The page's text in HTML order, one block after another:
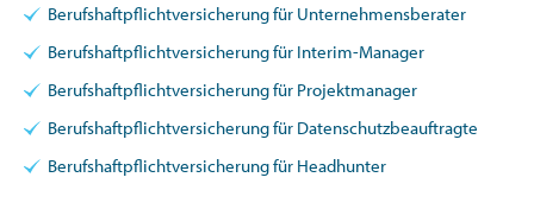
Berufshaftpflichtversicherung für Unternehmensberater
Berufshaftpflichtversicherung für Interim-Manager
Berufshaftpflichtversicherung für Projektmanager
Berufshaftpflichtversicherung für Datenschutzbeauftragte
Berufshaftpflichtversicherung für Headhunter